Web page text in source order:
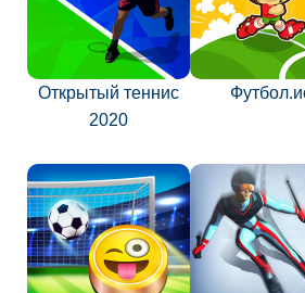
Открытый теннис
2020